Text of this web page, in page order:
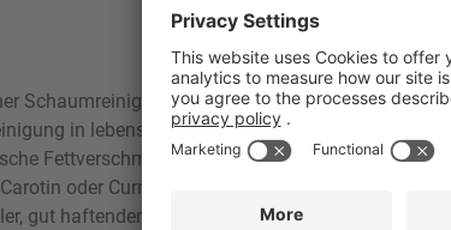
Schaumreiniger mit hohem Anteil an Aktivchlor,
in lebensmittelverarbeitenden Betrieben wie
Fettverschmutzungen sicher und schnell
oder Curry. Orbin S Forte ist nicht auf
gut haftender Schaum erzielt.